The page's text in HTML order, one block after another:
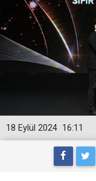
16:11
18 Eylül 2024